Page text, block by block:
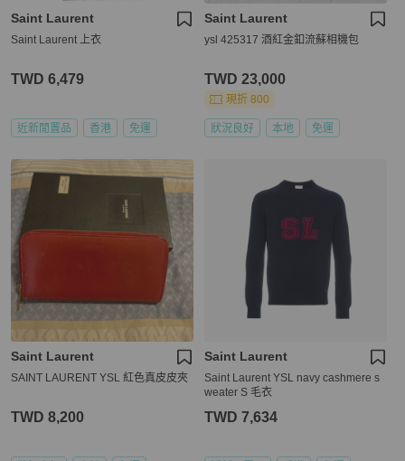
Saint Laurent
Saint Laurent 上衣
TWD 6,479
近新閒置品 香港 免運
Saint Laurent
ysl 425317 酒紅金釦流蘇相機包
TWD 23,000
現折 800
狀況良好 本地 免運
Saint Laurent
SAINT LAURENT YSL 紅色真皮皮夾
TWD 8,200
Saint Laurent
Saint Laurent YSL navy cashmere s
weater S 毛衣
TWD 7,634